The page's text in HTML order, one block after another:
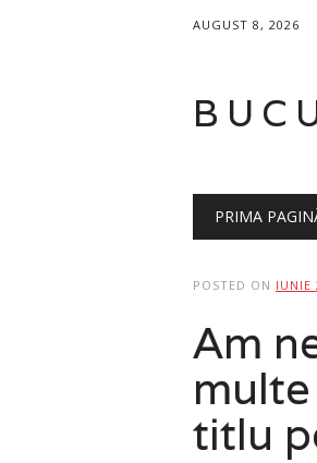
AUGUST 8, 2026
Main
PRIMA
POSTED ON IUNIE
Am
titlu